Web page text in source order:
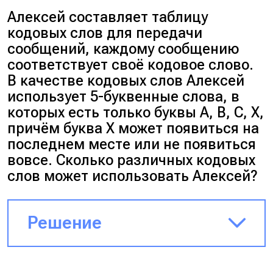
Тогда на первом месте могут
стоять только 2 буквы: или К,
или М. На последнем месте —
только А или У, а на остальных
местах — любая:
2 4 4 4 2 => 2*4*4*4*2 = 256
вариантов возможно.
Ответ:256
Алексей составляет таблицу
кодовых слов для передачи
сообщений, каждому сообщению
соответствует своё кодовое слово.
В качестве кодовых слов Алексей
использует 5-буквенные слова, в
которых есть только буквы A, B, C, X,
причём буква X может появиться на
последнем месте или не появиться
вовсе. Сколько различных кодовых
слов может использовать Алексей?
Решение